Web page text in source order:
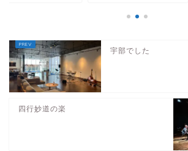
宇部でした
四行妙道の楽